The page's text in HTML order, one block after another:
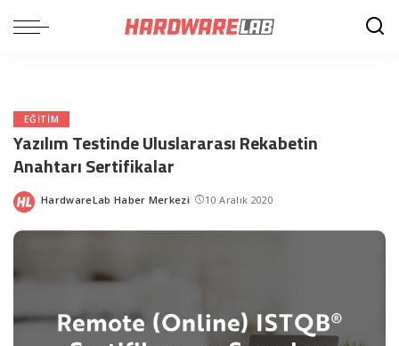
EĞITIM
Yazılım Testinde Uluslararası Rekabetin
Anahtarı Sertifikalar
Posted
HardwareLab Haber Merkezi 10 Aralık 2020